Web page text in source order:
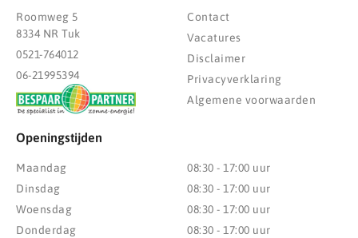
Roomweg 5
8334 NR Tuk
0521-764012
06-21995394
Contact
Vacatures
Disclaimer
Privacyverklaring
Algemene voorwaarden
Openingstijden
Maandag
Dinsdag
Woensdag
Donderdag
08:30 - 17:00 uur
08:30 - 17:00 uur
08:30 - 17:00 uur
08:30 - 17:00 uur